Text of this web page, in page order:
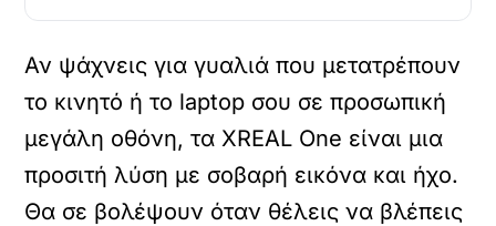
Αν ψάχνεις για γυαλιά που μετατρέπουν
το κινητό ή το laptop σου σε προσωπική
μεγάλη οθόνη, τα XREAL One είναι μια
προσιτή λύση με σοβαρή εικόνα και ήχο.
Θα σε βολέψουν όταν θέλεις να βλέπεις